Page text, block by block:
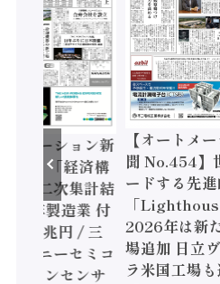
トメーション新
】「経済構
調査二次集計結
年製造業 付
額86兆円 / 三
とソニーセミコ
ジョンセンサ
【オートメ
聞 No.454】
ードする先
「
2026年は新
場追加 日立
ラ米国工場